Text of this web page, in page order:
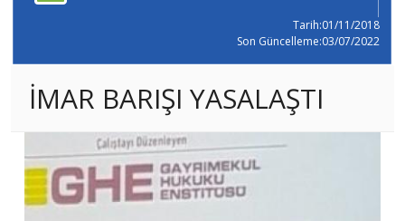
Tarih:01/11/2018
Son Güncelleme:03/07/2022
İMAR BARIŞI YASALAŞTI